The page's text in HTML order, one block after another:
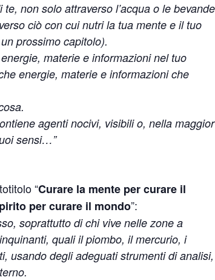
non solo attraverso l’acqua o le bevande
ciò con cui nutri la tua mente e il tuo
prossimo capitolo).
materie e informazioni nel tuo
energie, materie e informazioni che
agenti nocivi, visibili o, nella maggior
sensi…”
“Curare la mente per curare il
per curare il mondo”:
soprattutto di chi vive nelle zone a
quali il piombo, il mercurio, i
usando degli adeguati strumenti di analisi,